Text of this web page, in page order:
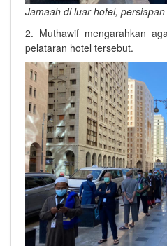
Jamaah di luar hotel,
2. Muthawif mengarahkan
pelataran hotel tersebut.